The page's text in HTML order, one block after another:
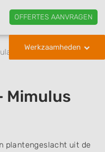
OFFERTES AANVRAGEN
Werkzaamheden
Maskerbloem
Mimulus
plantengeslacht uit de